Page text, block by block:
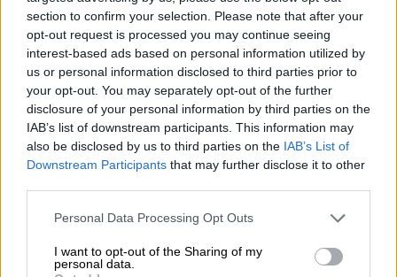
section to confirm your selection. Please note that after your
opt-out request is processed you may continue seeing
interest-based ads based on personal information utilized by
us or personal information disclosed to third parties prior to
your opt-out. You may separately opt-out of the further
disclosure of your personal information by third parties on the
IAB’s list of downstream participants. This information may
also be disclosed by us to third parties on the IAB’s List of
Downstream Participants that may further disclose it to other
Please note that this website/app uses one or more Google
not limited to your visit or usage behaviour. You may click to
grant or deny consent to Google and its third-party tags to
Personal Data Processing Opt Outs
I want to opt-out of the Sharing of my
personal data.
έχουν υπογράψει και έχουν επικυρώσει τη
Σύμβαση για τα Δικαιώματα του
Παιδιούεκτός από τη Σομαλία και τις
Η.Π.Α.. Για την ακρίβεια, οι ΗΠΑ έχουν
υπογράψει την συνθήκη αλλά δεν την έχουν
επικυρώσει. Η μη επικύρωση της συνθήκης
σημαίνει ότι είναι νομικά ανενεργή για τις
Kαμία χώρα δεν προστατεύει
επαρκώς την ευημερία των παιδιών